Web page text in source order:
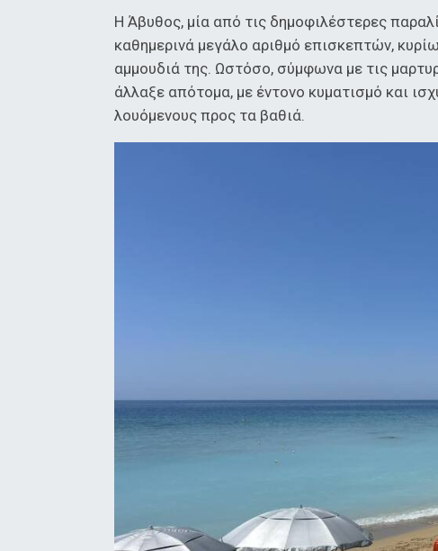
Η Άβυθος, μία από τις δημοφιλέστερες
καθημερινά μεγάλο αριθμό επισκεπτών,
αμμουδιά της. Ωστόσο, σύμφωνα με τις
άλλαξε απότομα, με έντονο κυματισμό και
λουόμενους προς τα βαθιά.